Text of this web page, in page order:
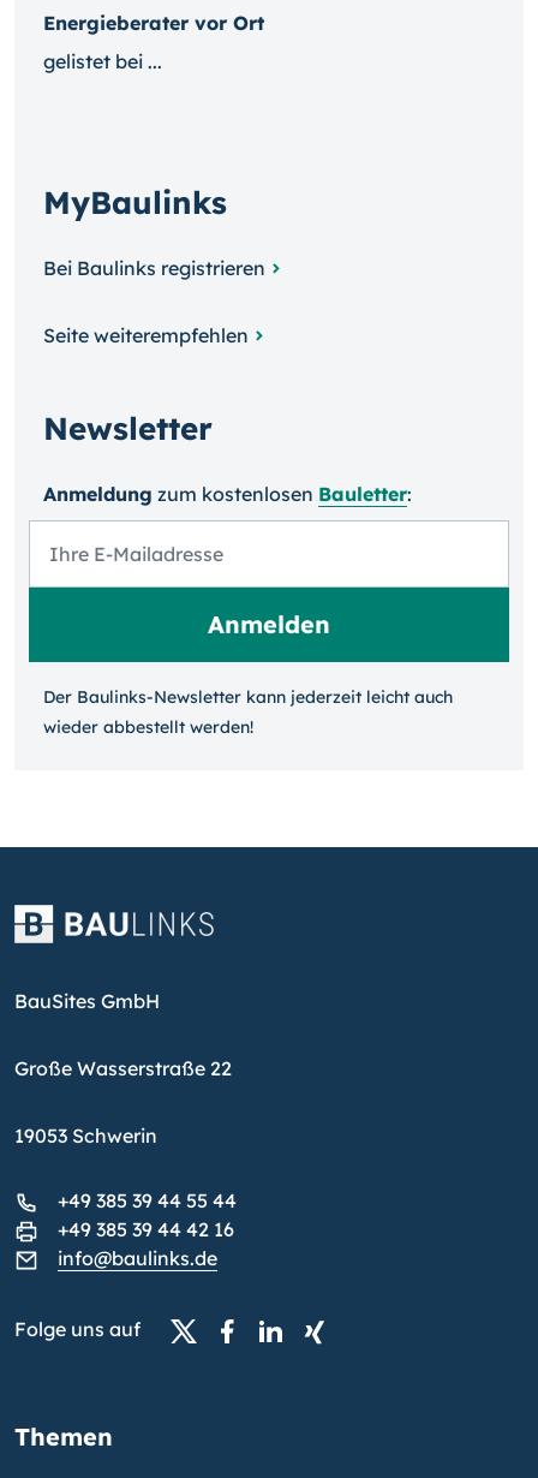
Energieberater vor Ort
gelistet bei ...
MyBaulinks
Bei Baulinks registrieren
Seite weiterempfehlen
Newsletter
Anmeldung zum kosten­losen Bauletter:
Der Baulinks-Newsletter kann jeder­zeit leicht auch
wieder ab­bestellt werden!
BauSites GmbH
Große Wasserstraße 22
19053 Schwerin
+49 385 39 44 55 44
+49 385 39 44 42 16
info@baulinks.de
Folge uns auf
Themen